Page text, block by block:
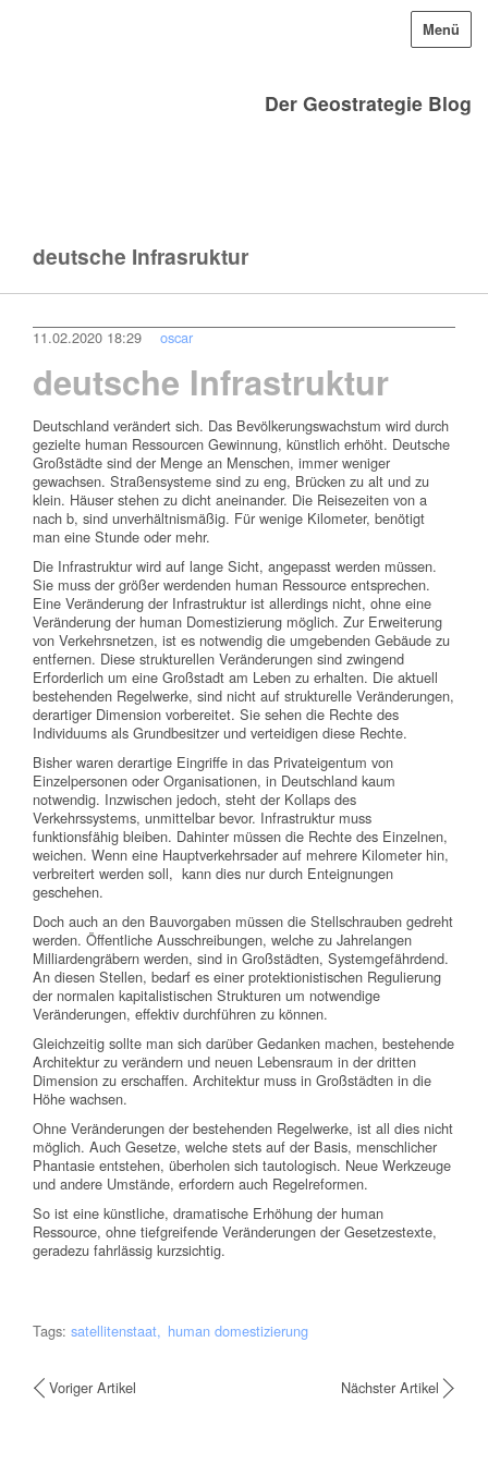
Der Geostrategie Blog
Menü
deutsche Infrasruktur
11.02.2020 18:29 oscar
deutsche Infrastruktur
Deutschland verändert sich. Das Bevölkerungswachstum wird durch
gezielte human Ressourcen Gewinnung, künstlich erhöht. Deutsche
Großstädte sind der Menge an Menschen, immer weniger
gewachsen. Straßensysteme sind zu eng, Brücken zu alt und zu
klein. Häuser stehen zu dicht aneinander. Die Reisezeiten von a
nach b, sind unverhältnismäßig. Für wenige Kilometer, benötigt
man eine Stunde oder mehr.
Die Infrastruktur wird auf lange Sicht, angepasst werden müssen.
Sie muss der größer werdenden human Ressource entsprechen.
Eine Veränderung der Infrastruktur ist allerdings nicht, ohne eine
Veränderung der human Domestizierung möglich. Zur Erweiterung
von Verkehrsnetzen, ist es notwendig die umgebenden Gebäude zu
entfernen. Diese strukturellen Veränderungen sind zwingend
Erforderlich um eine Großstadt am Leben zu erhalten. Die aktuell
bestehenden Regelwerke, sind nicht auf strukturelle Veränderungen,
derartiger Dimension vorbereitet. Sie sehen die Rechte des
Individuums als Grundbesitzer und verteidigen diese Rechte.
Bisher waren derartige Eingriffe in das Privateigentum von
Einzelpersonen oder Organisationen, in Deutschland kaum
notwendig. Inzwischen jedoch, steht der Kollaps des
Verkehrssystems, unmittelbar bevor. Infrastruktur muss
funktionsfähig bleiben. Dahinter müssen die Rechte des Einzelnen,
weichen. Wenn eine Hauptverkehrsader auf mehrere Kilometer hin,
verbreitert werden soll, kann dies nur durch Enteignungen
geschehen.
Doch auch an den Bauvorgaben müssen die Stellschrauben gedreht
werden. Öffentliche Ausschreibungen, welche zu Jahrelangen
Milliardengräbern werden, sind in Großstädten, Systemgefährdend.
An diesen Stellen, bedarf es einer protektionistischen Regulierung
der normalen kapitalistischen Strukturen um notwendige
Veränderungen, effektiv durchführen zu können.
Gleichzeitig sollte man sich darüber Gedanken machen, bestehende
Architektur zu verändern und neuen Lebensraum in der dritten
Dimension zu erschaffen. Architektur muss in Großstädten in die
Höhe wachsen.
Ohne Veränderungen der bestehenden Regelwerke, ist all dies nicht
möglich. Auch Gesetze, welche stets auf der Basis, menschlicher
Phantasie entstehen, überholen sich tautologisch. Neue Werkzeuge
und andere Umstände, erfordern auch Regelreformen.
So ist eine künstliche, dramatische Erhöhung der human
Ressource, ohne tiefgreifende Veränderungen der Gesetzestexte,
geradezu fahrlässig kurzsichtig.
Tags: satellitenstaat human domestizierung
Voriger Artikel Nächster Artikel